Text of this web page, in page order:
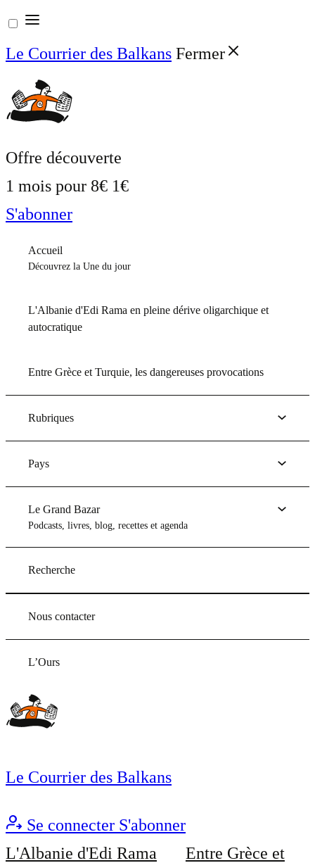
Aller
au
contenu
Le Courrier des Balkans Fermer
Offre découverte
1 mois pour 8€ 1€
S'abonner
Accueil
Découvrez la Une du jour
L'Albanie d'Edi Rama en pleine dérive oligarchique et
autocratique
Entre Grèce et Turquie, les dangereuses provocations
Rubriques
Pays
Le Grand Bazar
Podcasts, livres, blog, recettes et agenda
Recherche
Nous contacter
L’Ours
Le Courrier des Balkans
Se connecter S'abonner
L'Albanie d'Edi Rama
Entre Grèce et